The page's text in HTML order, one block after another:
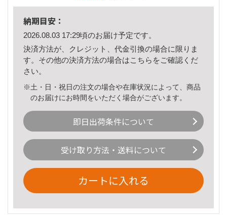
納期目安：
2026.08.03 17:29頃のお届け予定です。
決済方法が、クレジット、代金引換の場合に限りま
す。その他の決済方法の場合はこちら をご確認くだ
さい。
※土・日・祝日の注文の場合や在庫状況によって、商品
のお届けにお時間をいただく場合がございます。
即日出荷条件について
受け取り方法・送料について
カートに入れる